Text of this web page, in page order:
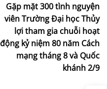
Gặp mặt 300 tình nguyện
viên Trường Đại học Thủy
lợi tham gia chuỗi hoạt
động kỷ niệm 80 năm Cách
mạng tháng 8 và Quốc
khánh 2/9